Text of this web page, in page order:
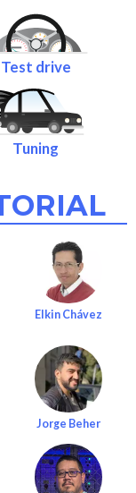
Test drive
Tuning
Elkin Chávez
Jorge Beher